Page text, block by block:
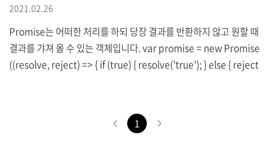
2021.02.26
Promise는 어떠한 처리를 하되 당장 결과를 반환하지 않고 원할 때
결과를 갸져 올 수 있는 객체입니다. var promise = new Promise
((resolve, reject) => { if (true) { resolve('true'); } else { reject
e를 위와 같이 정의해 두면 Promise 내부 코드는 즉시 실행됩니다.
그런 후 필요에 따라 다른 처리를 하고 이후에 then이나 catch를 붙
1